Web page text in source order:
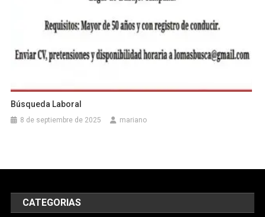
Búsqueda Laboral
8 de septiembre de 2025 mariano
CATEGORIAS